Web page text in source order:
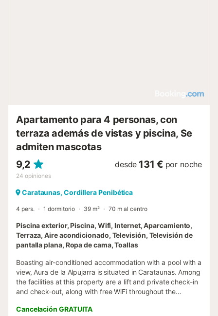
Apartamento para 4 personas, con
terraza además de vistas y piscina, Se
admiten mascotas
9,2
24 opiniones
desde 131 € por noche
Carataunas, Cordillera Penibética
4 pers. 1 dormitorio 39 m² 70 m al centro
Piscina exterior, Piscina, Wifi, Internet, Aparcamiento,
Terraza, Aire acondicionado, Televisión, Televisión de
pantalla plana, Ropa de cama, Toallas
Boasting air-conditioned accommodation with a pool with a
view, Aura de la Alpujarra is situated in Carataunas. Among
the facilities at this property are a lift and private check-in
and check-out, along with free WiFi throughout the
Cancelación GRATUITA